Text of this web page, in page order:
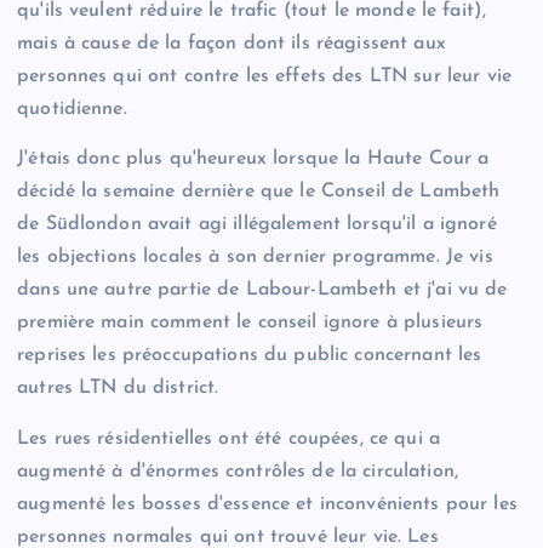
qu'ils veulent réduire le trafic (tout le monde le fait),
mais à cause de la façon dont ils réagissent aux
personnes qui ont contre les effets des LTN sur leur vie
quotidienne.
J'étais donc plus qu'heureux lorsque la Haute Cour a
décidé la semaine dernière que le Conseil de Lambeth
de Südlondon avait agi illégalement lorsqu'il a ignoré
les objections locales à son dernier programme. Je vis
dans une autre partie de Labour-Lambeth et j'ai vu de
première main comment le conseil ignore à plusieurs
reprises les préoccupations du public concernant les
autres LTN du district.
Les rues résidentielles ont été coupées, ce qui a
augmenté à d'énormes contrôles de la circulation,
augmenté les bosses d'essence et inconvénients pour les
personnes normales qui ont trouvé leur vie. Les